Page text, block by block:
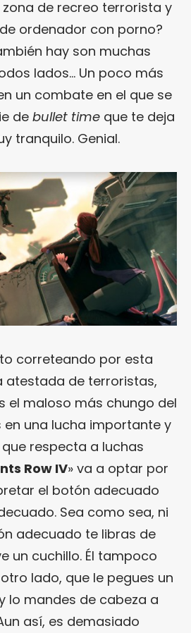
de recreo terrorista y
ordenador con porno?
hay son muchas
lados… Un poco más
un combate en el que se
de bullet time que te deja
tranquilo. Genial.
correteando por esta
atestada de terroristas,
el maloso más chungo del
en una lucha importante y
respecta a luchas
Row IV» va a optar por
el botón adecuado
Sea como sea, ni
adecuado te libras de
un cuchillo. Él tampoco
lado, que le pegues un
lo mandes de cabeza a
así, es demasiado